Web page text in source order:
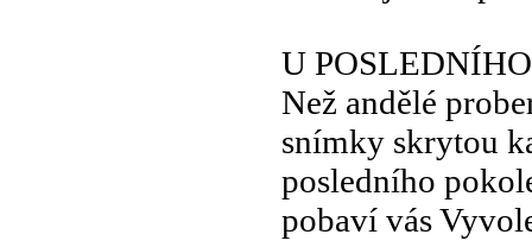
U
Než andělé
snímky skrytou
posledního
pobaví vás